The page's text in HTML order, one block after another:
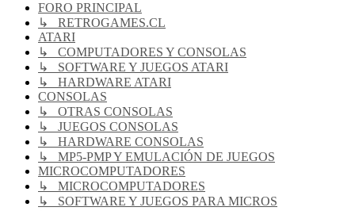
FORO PRINCIPAL
↳ RETROGAMES.CL
ATARI
↳ COMPUTADORES Y CONSOLAS
↳ SOFTWARE Y JUEGOS ATARI
↳ HARDWARE ATARI
CONSOLAS
↳ OTRAS CONSOLAS
↳ JUEGOS CONSOLAS
↳ HARDWARE CONSOLAS
↳ MP5-PMP Y EMULACIÓN DE JUEGOS
MICROCOMPUTADORES
↳ MICROCOMPUTADORES
↳ SOFTWARE Y JUEGOS PARA MICROS